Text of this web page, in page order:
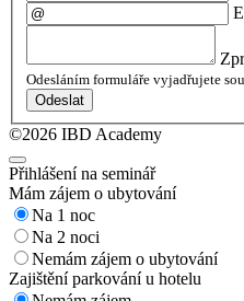
Odesláním formuláře vyjadřujete
Odeslat
©2026 IBD Academy
Přihlášení na seminář
Mám zájem o ubytování
Na 1 noc
Na 2 noci
Nemám zájem o ubytování
Zajištění parkování u hotelu